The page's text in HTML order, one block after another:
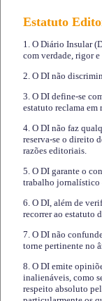
Estatuto
1. O Diário Insular
com verdade, rigor
2. O DI não
3. O DI define-se
estatuto reclama em
4. O DI não faz
reserva-se o direito
razões editoriais.
5. O DI garante o
trabalho jornalístico
6. O DI, além de
recorrer ao estatuto
7. O DI não
torne pertinente no
8. O DI emite
inalienáveis, como
respeito absoluto